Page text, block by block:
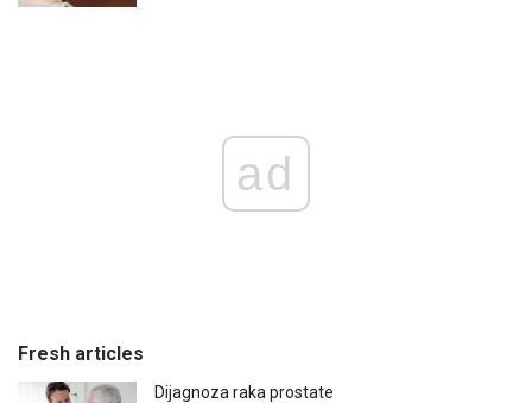
ad
Fresh articles
Dijagnoza raka prostate